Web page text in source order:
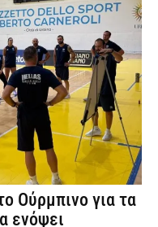
Ούρμπινο για τα
ενόψει